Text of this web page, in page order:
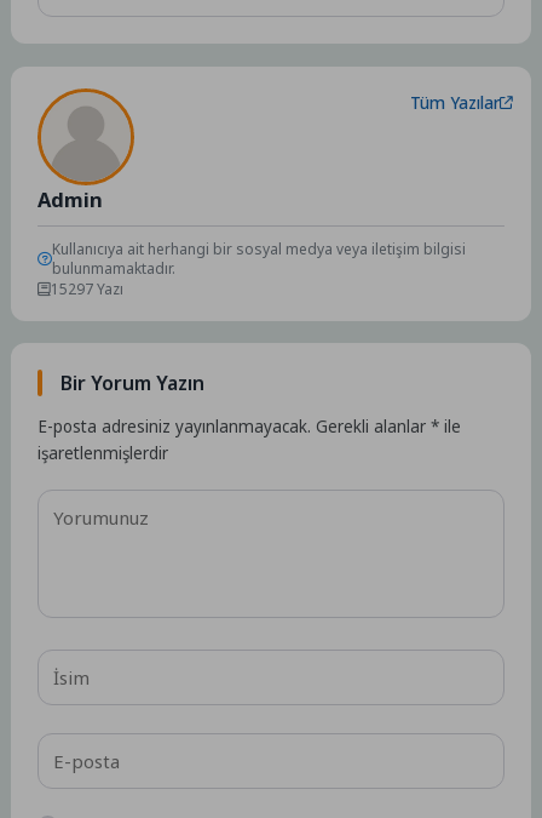
Admin
Tüm Yazılar
Kullanıcıya ait herhangi bir sosyal medya veya iletişim bilgisi
bulunmamaktadır.
15297 Yazı
Bir Yorum Yazın
E-posta adresiniz yayınlanmayacak. Gerekli alanlar* ile
işaretlenmişlerdir